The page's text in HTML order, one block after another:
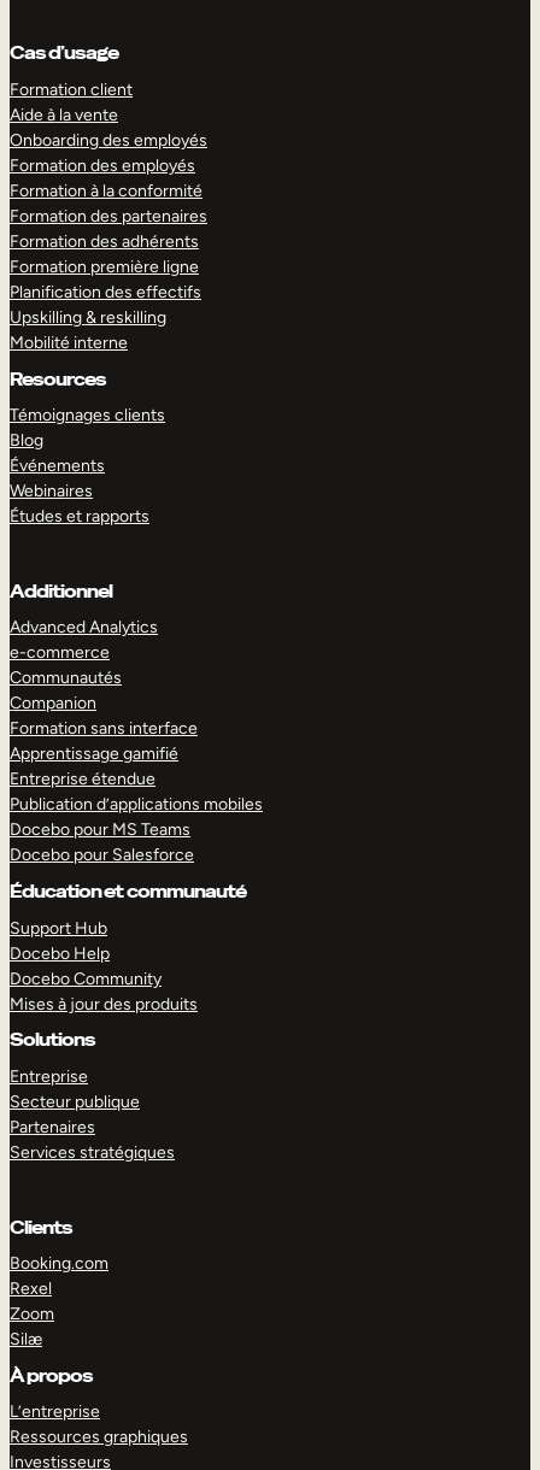
Cas d’usage
Formation client
Aide à la vente
Onboarding des employés
Formation des employés
Formation à la conformité
Formation des partenaires
Formation des adhérents
Formation première ligne
Planification des effectifs
Upskilling & reskilling
Mobilité interne
Resources
Témoignages clients
Blog
Événements
Webinaires
Études et rapports
Additionnel
Advanced Analytics
e-commerce
Communautés
Companion
Formation sans interface
Apprentissage gamifié
Entreprise étendue
Publication d’applications mobiles
Docebo pour MS Teams
Docebo pour Salesforce
Éducation et communauté
Support Hub
Docebo Help
Docebo Community
Mises à jour des produits
Solutions
Entreprise
Secteur publique
Partenaires
Services stratégiques
Clients
Booking.com
Rexel
Zoom
Silæ
À propos
L’entreprise
Ressources graphiques
Investisseurs